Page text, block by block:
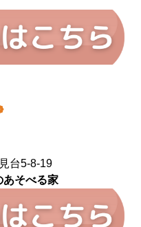
台5-8-19
あそべる家